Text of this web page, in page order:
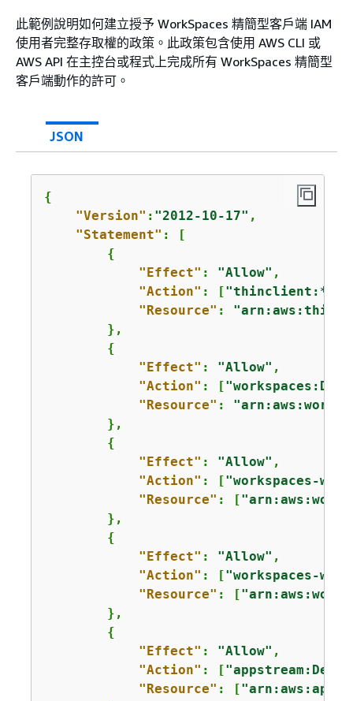
此範例說明如何建立授予 WorkSpaces 精簡型客戶端 IAM
使用者完整存取權的政策。此政策包含使用 AWS CLI 或
AWS API 在主控台或程式上完成所有 WorkSpaces 精簡型
客戶端動作的許可。
JSON
{
"Version" : "2012-10-17" ,
"Statement" : [
{
"Effect" : "Allow" ,
"Action" : ["thinclient:*"
"Resource" :
        },
{
"Effect" : "Allow" ,
"Action" : [
"Resource" :
        },
{
"Effect" : "Allow" ,
"Action" : ["workspaces-
"Resource" : [
        },
{
"Effect" : "Allow" ,
"Action" : ["workspaces-
"Resource" : [
        },
{
"Effect" : "Allow" ,
"Action" : [
"Resource" : [